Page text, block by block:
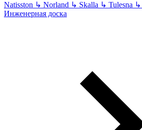
Natisston ↳ Norland ↳ Skalla ↳ Tulesna ↳
Инженерная доска